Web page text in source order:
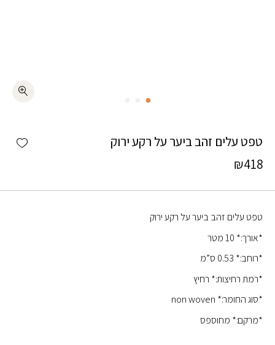
טפט עלים זהב ביער על רקע ירוק
₪418
טפט עלים זהב ביער על רקע ירוק
*אורך:* 10 מטר
*רוחב:* 0.53 ס”מ
*רמת רחיצות:* רחיץ
*סוג החומר:* non woven
*מרקם:* מחוספס